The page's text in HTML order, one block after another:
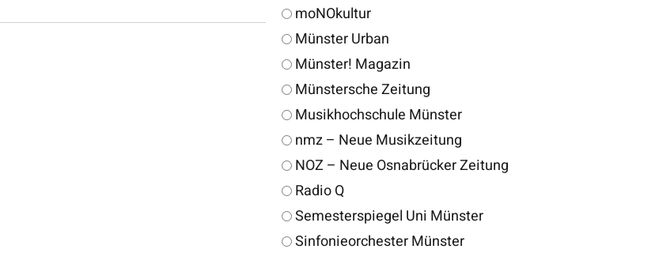
moNOkultur
Münster Urban
Münster! Magazin
Münstersche Zeitung
Musikhochschule Münster
nmz – Neue Musikzeitung
NOZ – Neue Osnabrücker Zeitung
Radio Q
Semesterspiegel Uni Münster
Sinfonieorchester Münster